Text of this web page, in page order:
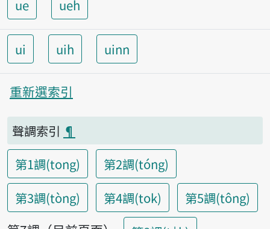
ue ueh
ui uih uinn
重新選索引
聲調索引 ¶
第1調(tong)
第2調(tóng)
第3調(tòng)
第4調(tok)
第5調(tông)